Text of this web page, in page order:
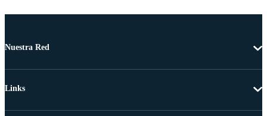
Nuestra Red
Links